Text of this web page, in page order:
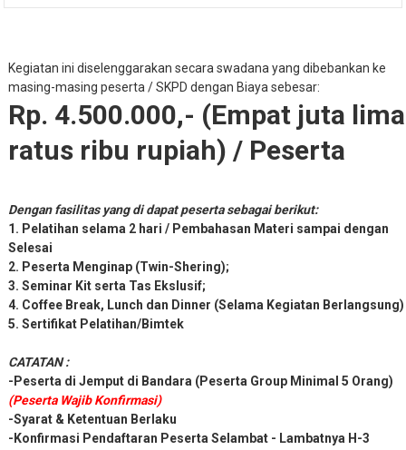
Kegiatan ini diselenggarakan secara swadana yang dibebankan ke
masing-masing peserta / SKPD dengan Biaya sebesar:
Rp. 4.500.000,- (Empat juta lima
ratus ribu rupiah) / Peserta
Dengan fasilitas yang di dapat peserta sebagai berikut:
1. Pelatihan selama 2 hari / Pembahasan Materi sampai dengan
Selesai
2. Peserta Menginap (Twin-Shering);
3. Seminar Kit serta Tas Ekslusif;
4. Coffee Break, Lunch dan Dinner (Selama Kegiatan Berlangsung)
5. Sertifikat Pelatihan/Bimtek
CATATAN :
-Peserta di Jemput di Bandara (Peserta Group Minimal 5 Orang)
(Peserta Wajib Konfirmasi)
-Syarat & Ketentuan Berlaku
-Konfirmasi Pendaftaran Peserta Selambat - Lambatnya H-3